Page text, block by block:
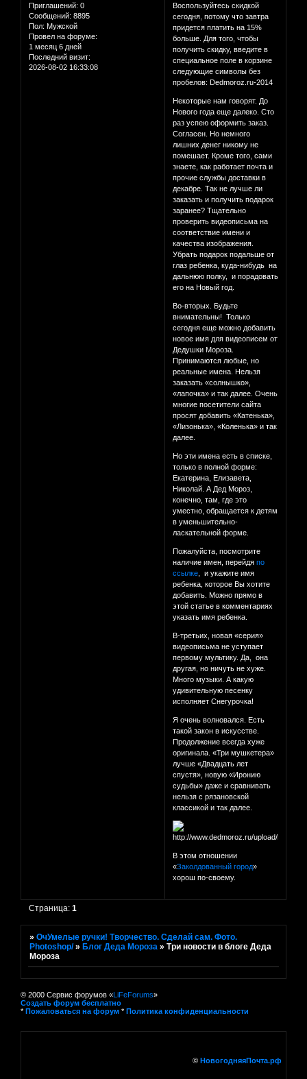
Приглашений: 0
Сообщений: 8895
Пол: Мужской
Провел на форуме:
1 месяц 6 дней
Последний визит:
2026-08-02 16:33:08
Воспользуйтесь скидкой
сегодня, потому что завтра
придется платить на 15%
больше. Для того, чтобы
получить скидку, введите в
специальное поле в корзине
следующие символы без
пробелов: Dedmoroz.ru-2014
Некоторые нам говорят. До
Нового года еще далеко. Сто
раз успею оформить заказ.
Согласен. Но немного
лишних денег никому не
помешает. Кроме того, сами
знаете, как работает почта и
прочие службы доставки в
декабре. Так не лучше ли
заказать и получить подарок
заранее? Тщательно
проверить видеописьма на
соответствие имени и
качества изображения.
Убрать подарок подальше от
глаз ребенка, куда-нибудь на
дальнюю полку, и порадовать
его на Новый год.
Во-вторых. Будьте
внимательны! Только
сегодня еще можно добавить
новое имя для видеописем от
Дедушки Мороза.
Принимаются любые, но
реальные имена. Нельзя
заказать «солнышко»,
«лапочка» и так далее. Очень
многие посетители сайта
просят добавить «Катенька»,
«Лизонька», «Коленька» и так
далее.
Но эти имена есть в списке,
только в полной форме:
Екатерина, Елизавета,
Николай. А Дед Мороз,
конечно, там, где это
уместно, обращается к детям
в уменьшительно-
ласкательной форме.
Пожалуйста, посмотрите
наличие имен, перейдяпо
ссылке , и укажите имя
ребенка, которое Вы хотите
добавить. Можно прямо в
этой статье в комментариях
указать имя ребенка.
В-третьих, новая «серия»
видеописьма не уступает
первому мультику. Да, она
другая, но ничуть не хуже.
Много музыки. А какую
удивительную песенку
исполняет Снегурочка!
Я очень волновался. Есть
такой закон в искусстве.
Продолжение всегда хуже
оригинала. «Три мушкетера»
лучше «Двадцать лет
спустя», новую «Иронию
судьбы» даже и сравнивать
нельзя с рязановской
классикой и так далее.
В этом отношении
«Заколдованный город»
хорош по-своему.
Страница:1
»ОчУмелые ручки! Творчество. Сделай сам. Фото.
Photoshop/ »Блог Деда Мороза »Три новости в блоге Деда
Мороза
© 2000 Сервис форумов «LiFeForums»
Создать форум бесплатно
* Пожаловаться на форум * Политика конфиденциальности
© НовогодняяПочта.рф